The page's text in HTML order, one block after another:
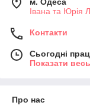
Івана та Юрія
Контакти
Сьогодні
Показати
Про нас